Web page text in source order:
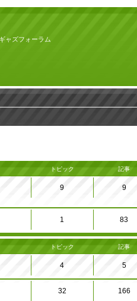
ャズフォーラム
トピック 記事
9 9
1 83
トピック 記事
4 5
32 166